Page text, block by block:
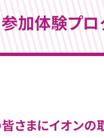
参加体験プロ
さまにイオンの